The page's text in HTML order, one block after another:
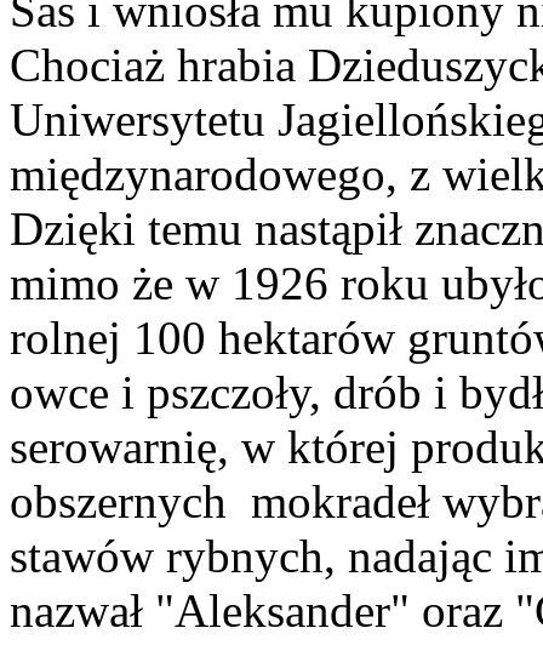
Chociaż hrabia
Uniwersytetu
międzynarodowego, z
Dzięki temu nastąpił
mimo że w 1926 roku
rolnej 100 hektarów
owce i pszczoły, drób i
serowarnię, w której
obszernych mokradeł
stawów rybnych, nadając
nazwał "Aleksander" oraz